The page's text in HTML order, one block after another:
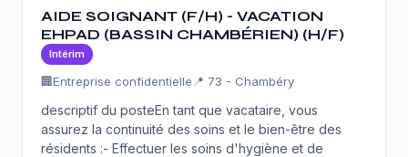
AIDE SOIGNANT (F/H) - VACATION
EHPAD (BASSIN CHAMBÉRIEN) (H/F)
Intérim
🏢Entreprise confidentielle 📍 73 - Chambéry
descriptif du posteEn tant que vacataire, vous
assurez la continuité des soins et le bien-être des
résidents :- Effectuer les soins d'hygiène et de